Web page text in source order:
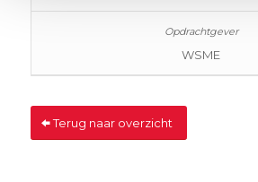
WSME
Terug naar overzicht